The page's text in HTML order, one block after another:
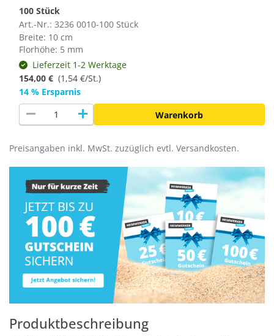
100 Stück
Art.-Nr.: 3236 0010-100 Stück
Breite: 10 cm
Florhöhe: 5 mm
Lieferzeit 1-2 Werktage
154,00 € (1,54 €/St.)
14 % Ersparnis
remove add Warenkorb
Preisangaben inkl. MwSt. zuzüglich evtl. Versandkosten.
Produktbeschreibung